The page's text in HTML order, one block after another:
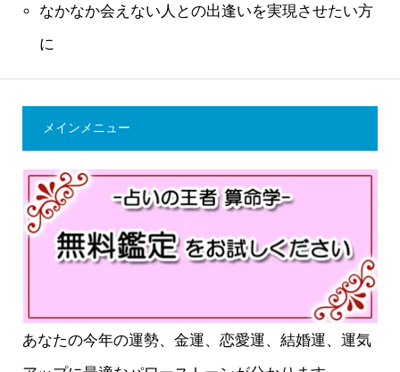
なかなか会えない人との出逢いを実現させたい方
に
メインメニュー
あなたの今年の運勢、金運、恋愛運、結婚運、運気